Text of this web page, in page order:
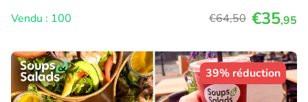
Vendu : 100
€64,50 €35,95
39% réduction